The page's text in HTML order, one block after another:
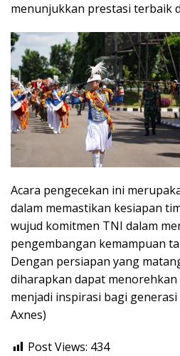
menunjukkan prestasi terbaik
Acara pengecekan ini
dalam memastikan kesiapan
wujud komitmen TNI dalam
pengembangan kemampuan
Dengan persiapan yang
diharapkan dapat
menjadi inspirasi bagi generasi
Axnes)
Post Views: 434